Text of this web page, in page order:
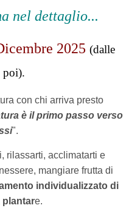
nel dettaglio...
2025 (dalle
poi).
con chi arriva presto
è il primo passo verso
".
rilassarti, acclimatarti e
mangiare frutta di
individualizzato di
plantare.